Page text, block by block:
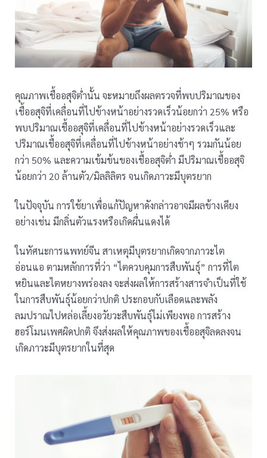
คุณภาพเชื้ออสุจิต่ำนั้น จะหมายถึงผลตรวจที่พบปริมาณของ
เชื้ออสุจิที่เคลื่อนที่ไปข้างหน้าอย่างรวดเร็วน้อยกว่า 25% หรือ
พบปริมาณเชื้ออสุจิที่เคลื่อนที่ไปข้างหน้าอย่างรวดเร็วและ
ปริมาณเชื้ออสุจิที่เคลื่อนที่ไปข้างหน้าอย่างช้าๆ รวมกันน้อย
กว่า 50% และความเข้มข้นของเชื้ออสุจิต่ำ มีปริมาณเชื้ออสุจิ
น้อยกว่า 20 ล้านตัว/มิลลิลิตร จนเกิดภาวะมีบุตรยาก
ในปัจจุบัน การใช้ยาเพื่อแก้ปัญหาดังกล่าวอาจมีผลข้างเคียง
อย่างเช่น มีกลิ่นตัวแรงหรือเกิดผื่นแดงได้
ในทัศนะการแพทย์จีน สาเหตุมีบุตรยากเกิดจากภาวะไต
อ่อนแอ ตามหลักการที่ว่า “ไตควบคุมการสืบพันธุ์” การที่ไต
หยินและไตหยางพร่องลง จะส่งผลให้การสร้างสารจำเป็นที่ใช้
ในการสืบพันธุ์น้อยกว่าปกติ ประกอบกับเลือดและพลัง
ลมปราณไปหล่อเลี้ยงอวัยวะสืบพันธุ์ไม่เพียงพอ การสร้าง
ฮอร์โมนเพศผิดปกติ จึงส่งผลให้คุณภาพของเชื้ออสุจิลดลงจน
เกิดภาวะมีบุตรยากในที่สุด